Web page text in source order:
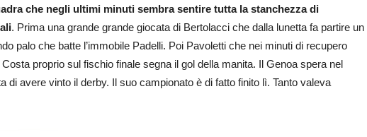
che negli ultimi minuti sembra sentire tutta la stanchezza di
. Prima una grande grande giocata di Bertolacci che dalla lunetta fa partire un
palo che batte l’immobile Padelli. Poi Pavoletti che nei minuti di recupero
proprio sul fischio finale segna il gol della manita. Il Genoa spera nel
di avere vinto il derby. Il suo campionato è di fatto finito lì. Tanto valeva